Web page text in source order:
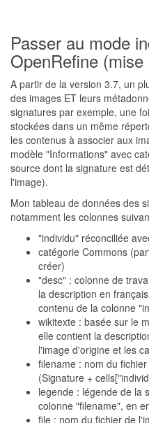
Passer au mode
OpenRefine
A partir de la version 3.7, un
des images ET leurs
signatures par exemple, une
stockées dans un même
les contenus à associer aux
modèle "Informations" avec
source dont la signature est
l'image).
Mon tableau de données des
notamment les colonnes
"individu" réconciliée
catégorie Commons
créer)
"desc" : colonne de
la description en
contenu de la colonne
wikitexte : basée sur le
elle contient la
l'image d'origine et les
filename : nom du
(Signature +
legende : légende de la
colonne "filename", en
file : nom du fichier de